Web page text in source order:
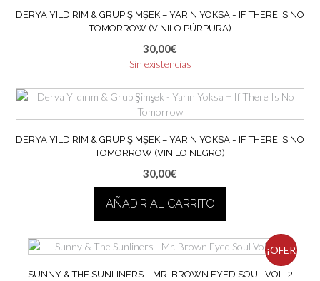
DERYA YILDIRIM & GRUP ŞIMŞEK – YARIN YOKSA = IF THERE IS NO
TOMORROW (VINILO PÚRPURA)
30,00€
Sin existencias
DERYA YILDIRIM & GRUP ŞIMŞEK – YARIN YOKSA = IF THERE IS NO
TOMORROW (VINILO NEGRO)
30,00€
AÑADIR AL CARRITO
¡OFER
SUNNY & THE SUNLINERS – MR. BROWN EYED SOUL VOL. 2